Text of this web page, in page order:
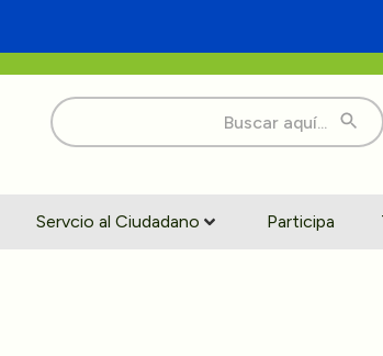
Buscar:
Servcio al Ciudadano Participa